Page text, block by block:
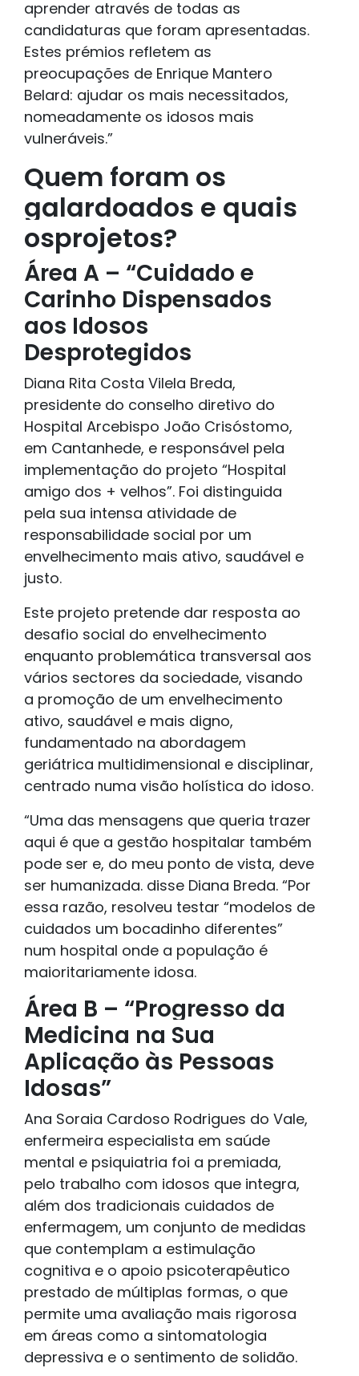
aprender através de todas as
candidaturas que foram apresentadas.
Estes prémios refletem as
preocupações de Enrique Mantero
Belard: ajudar os mais necessitados,
nomeadamente os idosos mais
vulneráveis.”
Quem foram os
galardoados e quais
osprojetos?
Área A – “Cuidado e
Carinho Dispensados
aos Idosos
Desprotegidos
Diana Rita Costa Vilela Breda,
presidente do conselho diretivo do
Hospital Arcebispo João Crisóstomo,
em Cantanhede, e responsável pela
implementação do projeto “Hospital
amigo dos + velhos”. Foi distinguida
pela sua intensa atividade de
responsabilidade social por um
envelhecimento mais ativo, saudável e
justo.
Este projeto pretende dar resposta ao
desafio social do envelhecimento
enquanto problemática transversal aos
vários sectores da sociedade, visando
a promoção de um envelhecimento
ativo, saudável e mais digno,
fundamentado na abordagem
geriátrica multidimensional e disciplinar,
centrado numa visão holística do idoso.
“Uma das mensagens que queria trazer
aqui é que a gestão hospitalar também
pode ser e, do meu ponto de vista, deve
ser humanizada. disse Diana Breda. “Por
essa razão, resolveu testar “modelos de
cuidados um bocadinho diferentes”
num hospital onde a população é
maioritariamente idosa.
Área B – “Progresso da
Medicina na Sua
Aplicação às Pessoas
Idosas”
Ana Soraia Cardoso Rodrigues do Vale,
enfermeira especialista em saúde
mental e psiquiatria foi a premiada,
pelo trabalho com idosos que integra,
além dos tradicionais cuidados de
enfermagem, um conjunto de medidas
que contemplam a estimulação
cognitiva e o apoio psicoterapêutico
prestado de múltiplas formas, o que
permite uma avaliação mais rigorosa
em áreas como a sintomatologia
depressiva e o sentimento de solidão.